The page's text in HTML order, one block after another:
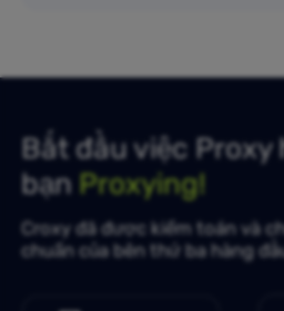
Bắt đầu việc Proxy
bạn Proxying!
Croxy đã được kiểm toán và
chuẩn của bên thứ ba hàng